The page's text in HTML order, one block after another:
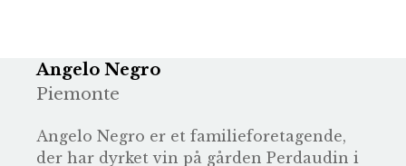
Angelo Negro
Piemonte
Angelo Negro er et familieforetagende,
der har dyrket vin på gården Perdaudin i